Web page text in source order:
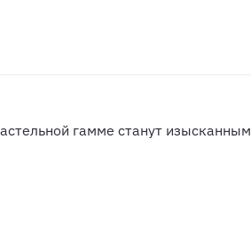
гамме станут изысканным